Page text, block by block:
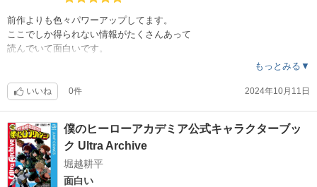
前作よりも色々パワーアップしてます。
ここでしか得られない情報がたくさんあって
読んでいて面白いです。
もっとみる▼
いいね 0件 2024年10月11日
僕のヒーローアカデミア公式キャラクターブッ
ク Ultra Archive
堀越耕平
面白い